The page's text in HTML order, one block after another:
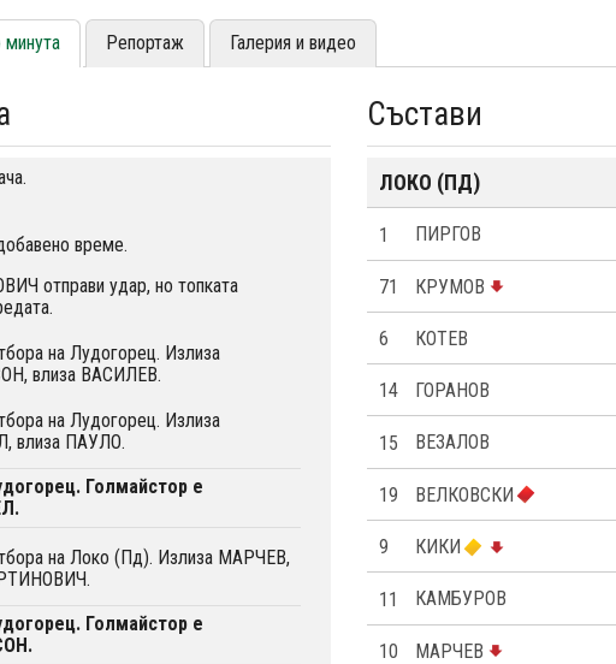
минута Репортаж Галерия и видео
време.
отправи удар, но топката
на Лудогорец. Излиза
влиза ВАСИЛЕВ.
на Лудогорец. Излиза
влиза ПАУЛО.
Голмайстор е
на Локо (Пд). Излиза МАРЧЕВ,
Голмайстор е
Състави
ЛОКО (ПД)
1 ПИРГОВ
71 КРУМОВ
6 КОТЕВ
14 ГОРАНОВ
15 ВЕЗАЛОВ
19 ВЕЛКОВСКИ
9 КИКИ
11 КАМБУРОВ
10 МАРЧЕВ